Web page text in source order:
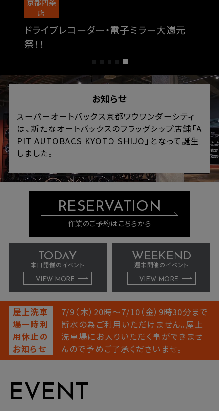
京都四条
店
ドライブレコーダー・電子ミラー大還元
祭！！
お知らせ
スーパーオートバックス京都ワウワンダーシティ
は、新たなオートバックスのフラッグシップ店舗「A
PIT AUTOBACS KYOTO SHIJO」となって誕生
しました。
RESERVATION
作業のご予約はこちらから
TODAY
本日開催のイベント
VIEW MORE
WEEKEND
週末開催のイベント
VIEW MORE
屋上洗車
場一時利
用休止の
お知らせ
7/9（木）20時～7/10（金）9時30分まで
断水の為ご利用いただけません。屋上
洗車場にお入りいただく事ができませ
んので予めご了承くださいませ。
EVENT